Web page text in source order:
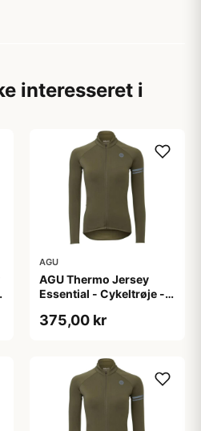
interesseret i
AGU
AGU Thermo Jersey
Essential - Cykeltrøje -
L
375,00 kr